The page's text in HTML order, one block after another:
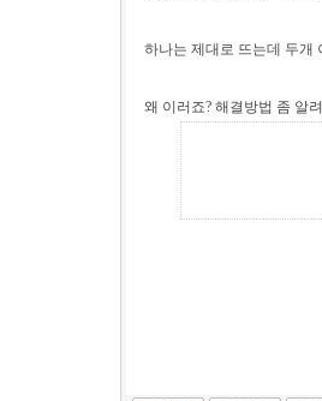
하나는 제대로 뜨는데 두개
왜 이러죠? 해결방법 좀 알